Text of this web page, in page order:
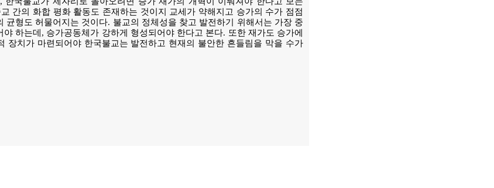
간의 화합 평화 활동도 존재하는 것이지 교세가 약해지고 승가의 수가 점점
균형도 허물어지는 것이다. 불교의 정체성을 찾고 발전하기 위해서는 가장 중
하는데, 승가공동체가 강하게 형성되어야 한다고 본다. 또한 재가도 승가에
장치가 마련되어야 한국불교는 발전하고 현재의 불안한 흔들림을 막을 수가